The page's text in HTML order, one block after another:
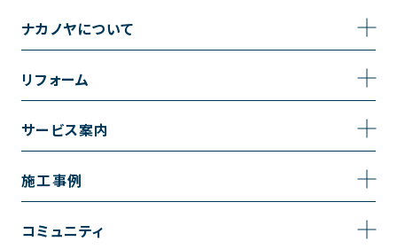
ナカノヤについて
事業内容
採用情報
リフォーム
トイレのリフォーム
キッチンのリフォーム
サービス案内
サービスの流れ
施工事例
施工事例一覧
コミュニティ